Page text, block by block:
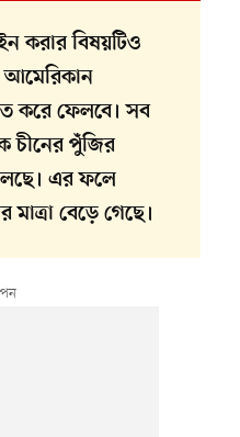
করার বিষয়টিও
আমেরিকান
করে ফেলবে। সব
চীনের পুঁজির
এর ফলে
বেড়ে গেছে।